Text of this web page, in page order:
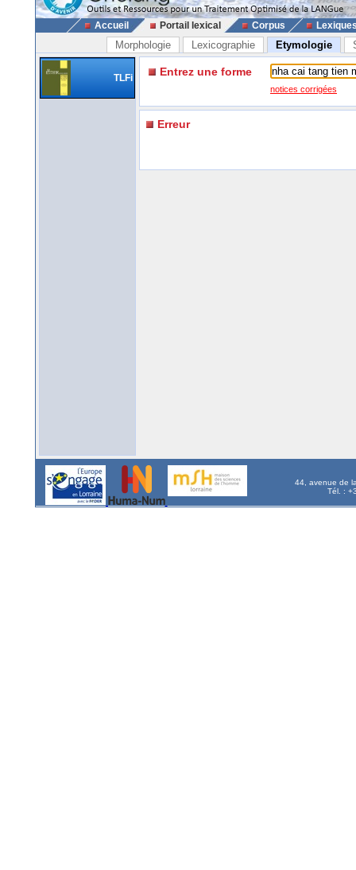
Accueil Portail lexical Corpus
Morphologie Lexicographie Etymologie
TLFi Entrez une forme
notices corrigées
Erreur
44, avenue de
Tél. :